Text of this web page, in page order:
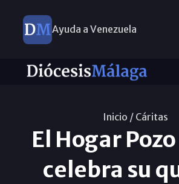
Ayuda a Venezuela
Inicio / Cáritas
El Hogar
celebra su